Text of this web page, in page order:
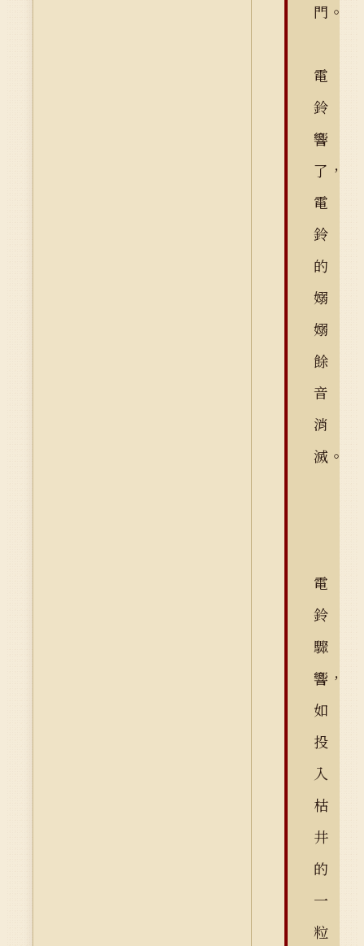
門。
電
鈴
響
了，
電
鈴
的
嫋
嫋
餘
音
消
滅。
電
鈴
驟
響，
如
投
入
枯
井
的
一
粒